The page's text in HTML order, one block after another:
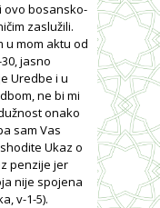
ovo bosansko-
zaslužili.
u mom aktu od
jasno
Uredbe i u
ne bi mi
onako
sam Vas
Ukaz o
penzije jer
nije spojena
v-1-5).